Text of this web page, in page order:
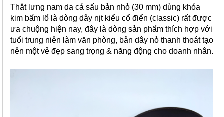
Thắt lưng nam da cá sấu bản nhỏ (30 mm) dùng khóa
kim bấm lổ là dòng dây nịt kiểu cổ điển (classic) rất được
ưa chuộng hiện nay, đây là dòng sản phẩm thích hợp với
tuổi trung niên làm văn phòng, bản dây nỏ thanh thoát tạo
nên một vẻ đẹp sang trọng & năng động cho doanh nhân.